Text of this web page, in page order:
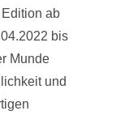
ab
bis
Munde
und